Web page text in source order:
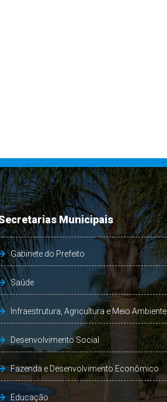
Municipais
Gabinete do Prefeito
Saúde
Infraestrutura, Agricultura e Meio Ambiente
Desenvolvimento Social
Fazenda e Desenvolvimento Econômico
Educação